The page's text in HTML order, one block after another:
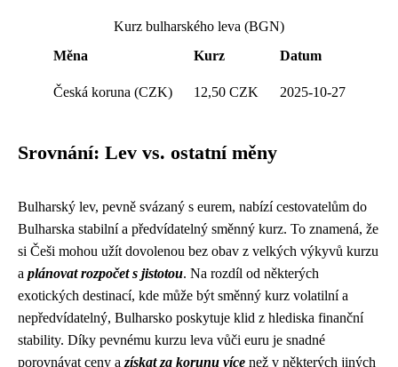
Kurz bulharského leva (BGN)
Měna
Kurz Datum
Česká koruna (CZK) 12,50 CZK 2025-10-27
Srovnání: Lev vs. ostatní měny
Bulharský lev, pevně svázaný s eurem, nabízí cestovatelům do
Bulharska stabilní a předvídatelný směnný kurz. To znamená, že
si Češi mohou užít dovolenou bez obav z velkých výkyvů kurzu
a plánovat rozpočet s jistotou. Na rozdíl od některých
exotických destinací, kde může být směnný kurz volatilní a
nepředvídatelný, Bulharsko poskytuje klid z hlediska finanční
stability. Díky pevnému kurzu leva vůči euru je snadné
porovnávat ceny a získat za korunu více než v některých jiných